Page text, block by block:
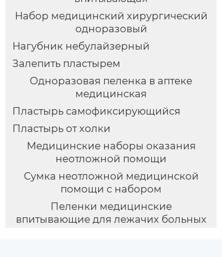
Набор медицинский хирургический
одноразовый
Нагубник небулайзерный
Залепить пластырем
Одноразовая пеленка в аптеке
медицинская
Пластырь самофиксирующийся
Пластырь от холки
Медицинские наборы оказания
неотложной помощи
Сумка неотложной медицинской
помощи с набором
Пеленки медицинские
впитывающие для лежачих больных